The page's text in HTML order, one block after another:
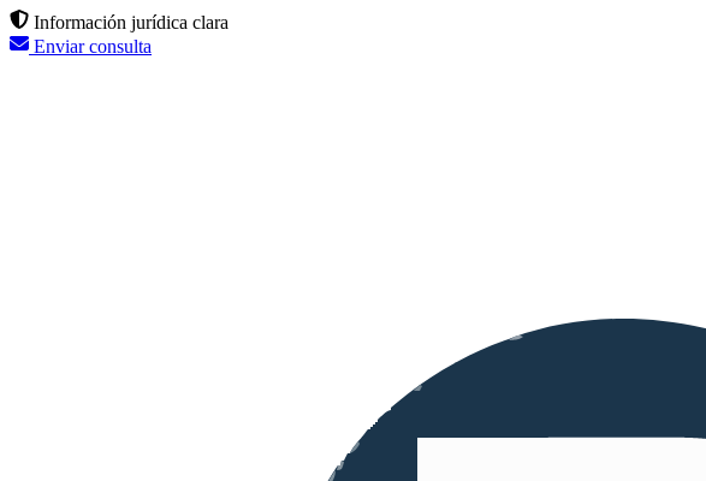
Información jurídica clara
Enviar consulta